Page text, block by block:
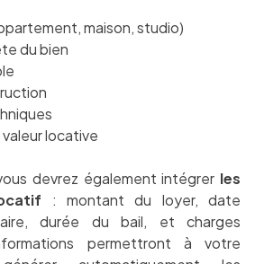
maison, studio)
du bien
locative
devrez également intégrer les
: montant du loyer, date
durée du bail, et charges
permettront à votre